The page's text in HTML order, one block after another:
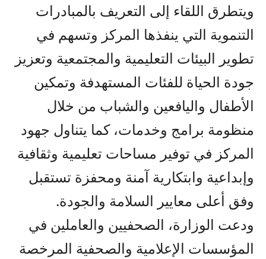
ويتطرق اللقاء إلى التعريف بالمبادرات
التنموية التي ينفذها المركز وتسهم في
تطوير البيئات التعليمية والمجتمعية وتعزيز
جودة الحياة للفئات المستهدفة وتمكين
الأطفال واليافعين والشباب من خلال
منظومة برامج وخدمات، كما يتناول جهود
المركز في توفير مساحات تعليمية وثقافية
وإبداعية وابتكارية آمنة ومحفزة تستقبل
وفق أعلى معايير السلامة والجودة.
ودعت الوزارة، الصحفيين والعاملين في
المؤسسات الإعلامية والصحفية المرخصة